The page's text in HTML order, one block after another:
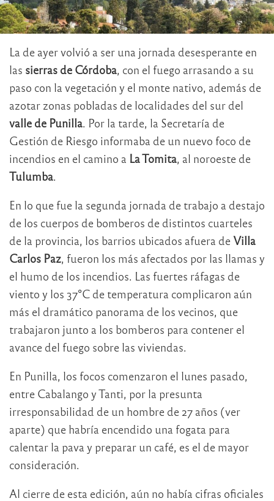
La de ayer volvió a ser una jornada desesperante en
las sierras de Córdoba, con el fuego arrasando a su
paso con la vegetación y el monte nativo, además de
azotar zonas pobladas de localidades del sur del
valle de Punilla. Por la tarde, la Secretaría de
Gestión de Riesgo informaba de un nuevo foco de
incendios en el camino a La Tomita, al noroeste de
Tulumba.
En lo que fue la segunda jornada de trabajo a destajo
de los cuerpos de bomberos de distintos cuarteles
de la provincia, los barrios ubicados afuera deVilla
Carlos Paz, fueron los más afectados por las llamas y
el humo de los incendios. Las fuertes ráfagas de
viento y los 37°C de temperatura complicaron aún
más el dramático panorama de los vecinos, que
trabajaron junto a los bomberos para contener el
avance del fuego sobre las viviendas.
En Punilla, los focos comenzaron el lunes pasado,
entre Cabalango y Tanti, por la presunta
irresponsabilidad de un hombre de 27 años (ver
aparte) que habría encendido una fogata para
calentar la pava y preparar un café, es el de mayor
consideración.
Al cierre de esta edición, aún no había cifras oficiales